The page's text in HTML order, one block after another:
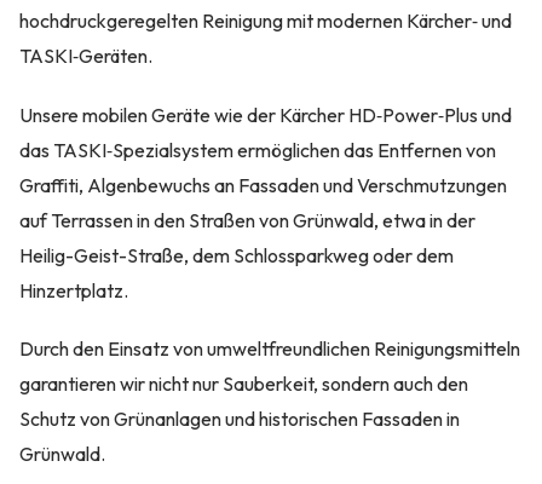
hochdruckgeregelten Reinigung mit modernen Kärcher‑ und
TASKI‑Geräten.
Unsere mobilen Geräte wie der Kärcher HD‑Power‑Plus und
das TASKI‑Spezialsystem ermöglichen das Entfernen von
Graffiti, Algenbewuchs an Fassaden und Verschmutzungen
auf Terrassen in den Straßen von Grünwald, etwa in der
Heilig-Geist-Straße, dem Schlossparkweg oder dem
Hinzertplatz.
Durch den Einsatz von umweltfreundlichen Reinigungsmitteln
garantieren wir nicht nur Sauberkeit, sondern auch den
Schutz von Grünanlagen und historischen Fassaden in
Grünwald.